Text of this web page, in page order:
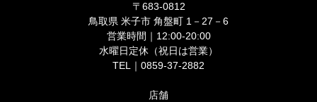
〒683-0812
鳥取県 米子市 角盤町 1－27－6
営業時間｜12:00-20:00
水曜日定休（祝日は営業）
TEL｜0859-37-2882
店舗